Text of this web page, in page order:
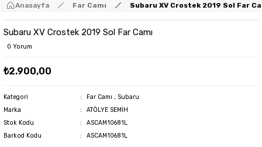
Anasayfa Far Camı Subaru XV Crostek 2019 Sol Far
Subaru XV Crostek 2019 Sol Far Camı
0 Yorum
₺2.900,00
Kategori Far Camı , Subaru
Marka
ATÖLYE SEMİH
Stok Kodu
ASCAM10681L
Barkod Kodu
ASCAM10681L